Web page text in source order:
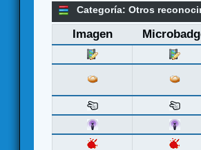
Categoría: Otros
Imagen